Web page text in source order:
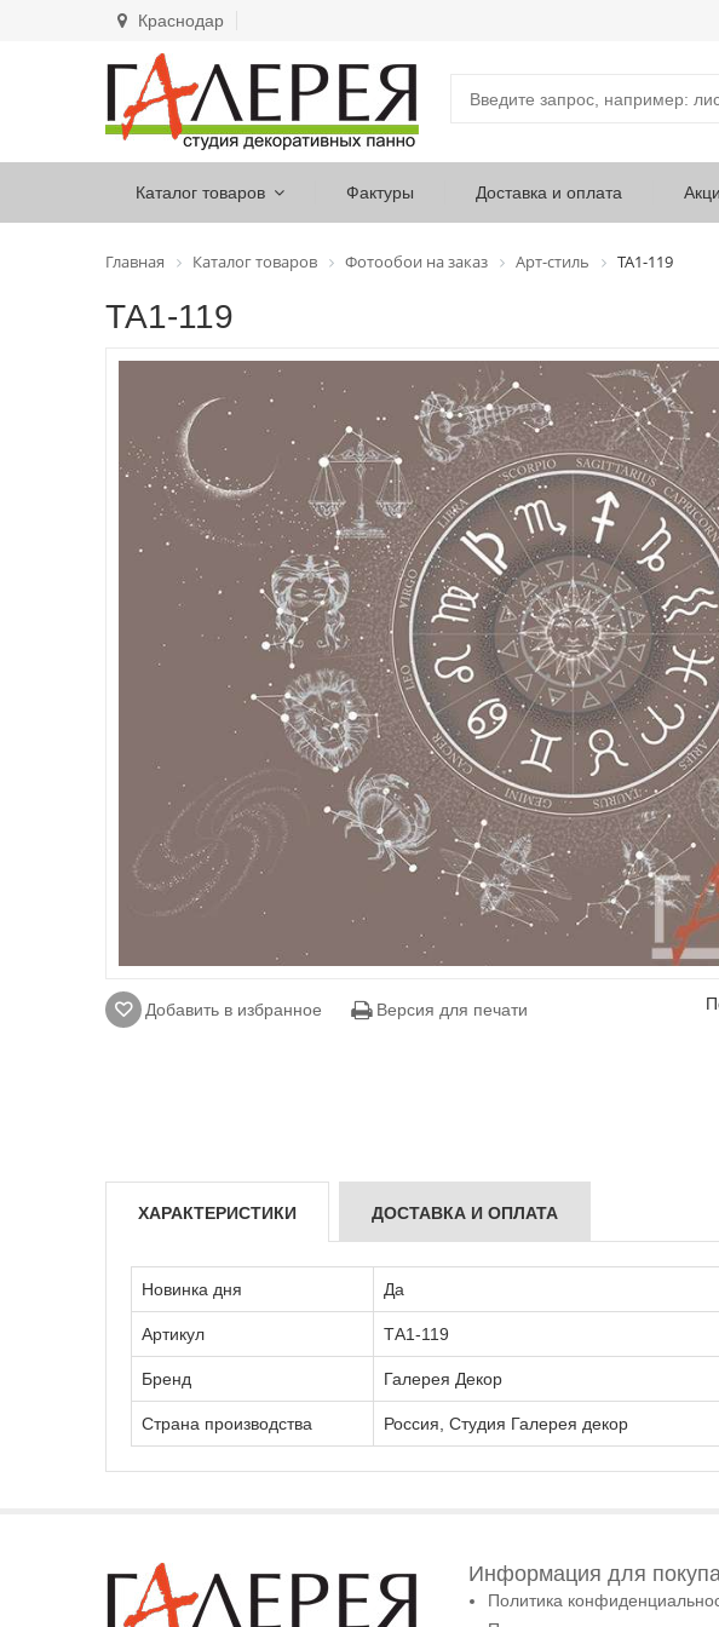
Краснодар
Каталог товаров Фактуры Доставка и оплата
Главная Каталог товаров Фотообои на заказ Арт-стиль ТА1-119
ТА1-119
Добавить в избранное Версия для печати
ХАРАКТЕРИСТИКИ ДОСТАВКА И ОПЛАТА
Новинка дня Да
Артикул ТА1-119
Бренд Галерея Декор
Страна производства Россия, Студия Галерея декор
Информация для
Политика